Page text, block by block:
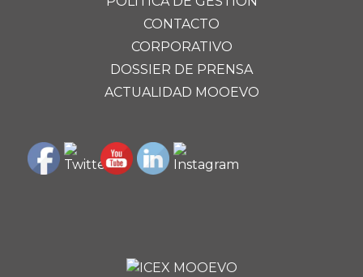
CONTACTO
CORPORATIVO
DOSSIER DE PRENSA
ACTUALIDAD MOOEVO